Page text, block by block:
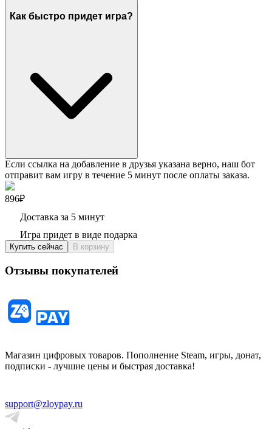
Как быстро придет игра?
Если ссылка на добавление в друзья указана верно, наш бот
отправит вам игру в течение 5 минут после оплаты заказа.
896₽
Доставка за 5 минут
Игра придет в виде подарка
Купить сейчас В корзину
Отзывы покупателей
Магазин цифровых товаров. Пополнение Steam, игры, донат,
подписки - лучшие цены и быстрая доставка!
support@zloypay.ru